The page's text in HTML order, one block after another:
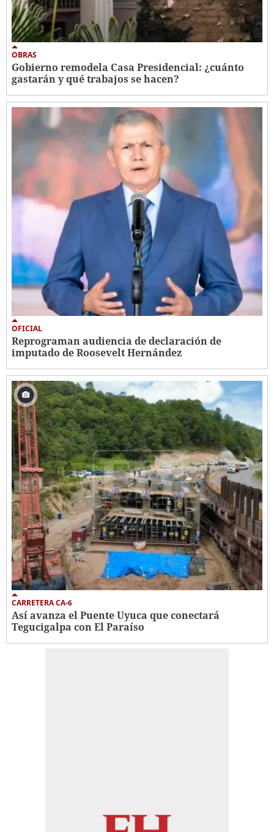
OBRAS
Gobierno remodela Casa Presidencial: ¿cuánto
gastarán y qué trabajos se hacen?
OFICIAL
Reprograman audiencia de declaración de
imputado de Roosevelt Hernández
CARRETERA CA-6
Así avanza el Puente Uyuca que conectará
Tegucigalpa con El Paraíso